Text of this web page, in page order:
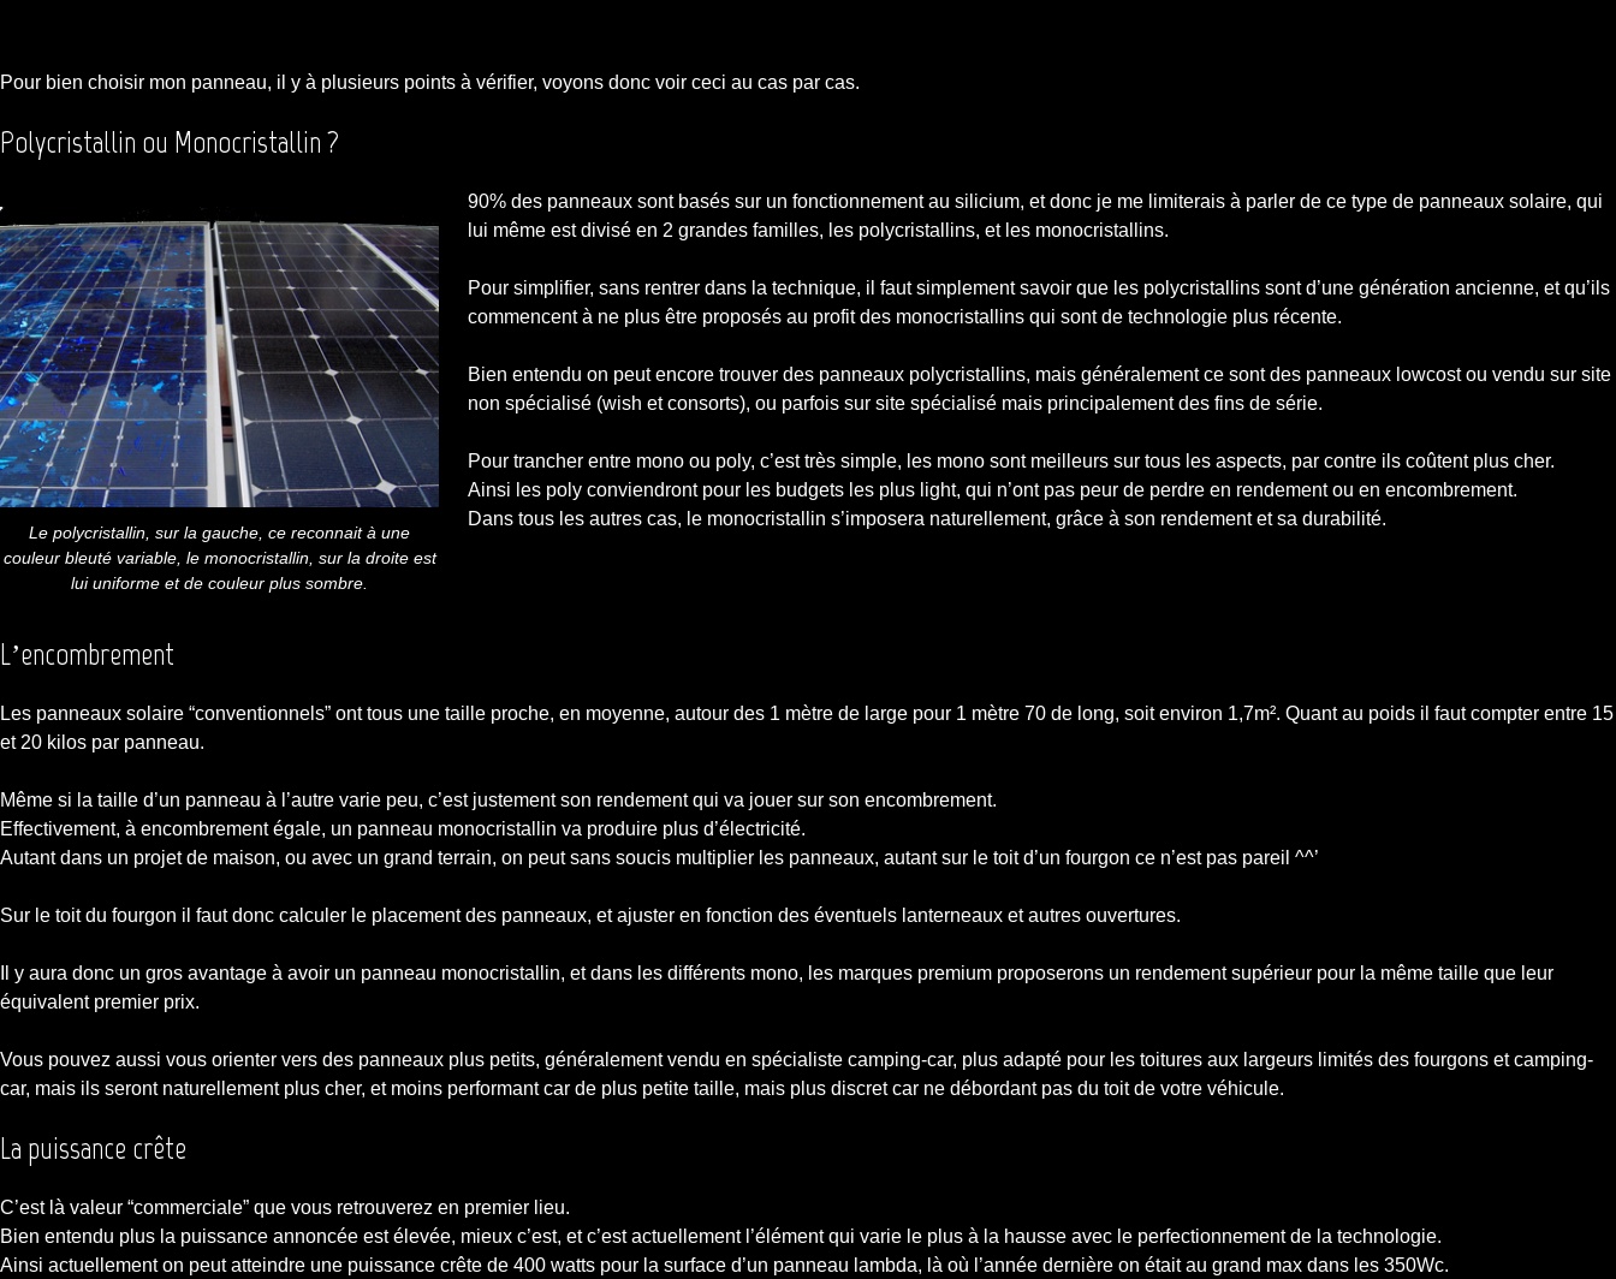
Pour bien choisir mon panneau, il y à plusieurs points à vérifier, voyons donc voir ceci au cas par cas.
Polycristallin ou Monocristallin ?
Le polycristallin, sur la gauche, ce reconnait à une
couleur bleuté variable, le monocristallin, sur la droite est
lui uniforme et de couleur plus sombre.
90% des panneaux sont basés sur un fonctionnement au silicium, et donc je me limiterais à parler de ce type de panneaux solaire, qui
lui même est divisé en 2 grandes familles, les polycristallins, et les monocristallins.
Pour simplifier, sans rentrer dans la technique, il faut simplement savoir que les polycristallins sont d’une génération ancienne, et qu’ils
commencent à ne plus être proposés au profit des monocristallins qui sont de technologie plus récente.
Bien entendu on peut encore trouver des panneaux polycristallins, mais généralement ce sont des panneaux lowcost ou vendu sur site
non spécialisé (wish et consorts), ou parfois sur site spécialisé mais principalement des fins de série.
Pour trancher entre mono ou poly, c’est très simple, les mono sont meilleurs sur tous les aspects, par contre ils coûtent plus cher.
Ainsi les poly conviendront pour les budgets les plus light, qui n’ont pas peur de perdre en rendement ou en encombrement.
Dans tous les autres cas, le monocristallin s’imposera naturellement, grâce à son rendement et sa durabilité.
L’encombrement
Les panneaux solaire “conventionnels” ont tous une taille proche, en moyenne, autour des 1 mètre de large pour 1 mètre 70 de long, soit environ 1,7m². Quant au poids il faut compter entre 15
et 20 kilos par panneau.
Même si la taille d’un panneau à l’autre varie peu, c’est justement son rendement qui va jouer sur son encombrement.
Effectivement, à encombrement égale, un panneau monocristallin va produire plus d’électricité.
Autant dans un projet de maison, ou avec un grand terrain, on peut sans soucis multiplier les panneaux, autant sur le toit d’un fourgon ce n’est pas pareil ^^’
Sur le toit du fourgon il faut donc calculer le placement des panneaux, et ajuster en fonction des éventuels lanterneaux et autres ouvertures.
Il y aura donc un gros avantage à avoir un panneau monocristallin, et dans les différents mono, les marques premium proposerons un rendement supérieur pour la même taille que leur
équivalent premier prix.
Vous pouvez aussi vous orienter vers des panneaux plus petits, généralement vendu en spécialiste camping-car, plus adapté pour les toitures aux largeurs limités des fourgons et camping-
car, mais ils seront naturellement plus cher, et moins performant car de plus petite taille, mais plus discret car ne débordant pas du toit de votre véhicule.
La puissance crête
C’est là valeur “commerciale” que vous retrouverez en premier lieu.
Bien entendu plus la puissance annoncée est élevée, mieux c’est, et c’est actuellement l’élément qui varie le plus à la hausse avec le perfectionnement de la technologie.
Ainsi actuellement on peut atteindre une puissance crête de 400 watts pour la surface d’un panneau lambda, là où l’année dernière on était au grand max dans les 350Wc.